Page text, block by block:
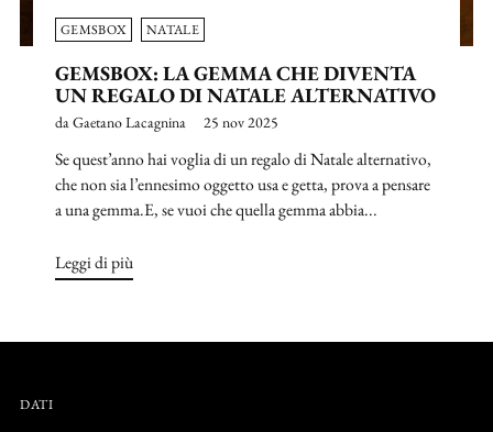
GEMSBOX NATALE
GEMSBOX: LA GEMMA CHE DIVENTA
UN REGALO DI NATALE ALTERNATIVO
da Gaetano Lacagnina 25 nov 2025
Se quest’anno hai voglia di un regalo di Natale alternativo,
che non sia l’ennesimo oggetto usa e getta, prova a pensare
a una gemma.E, se vuoi che quella gemma abbia...
Leggi di più
DATI